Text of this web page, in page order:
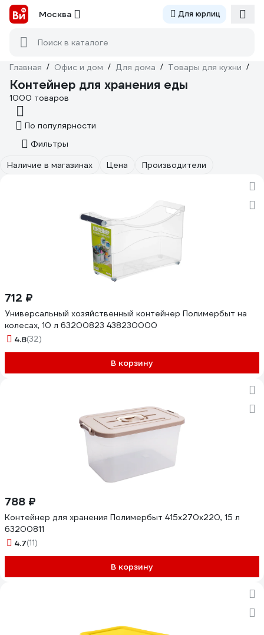
Москва Для юрлиц
Поиск в каталоге
Главная / Офис и дом / Для дома / Товары для кухни /
Контейнер для хранения еды
1000 товаров
По популярности
Фильтры
Наличие в магазинах
Цена Производители
712 ₽
Универсальный хозяйственный контейнер Полимербыт на
колесах, 10 л 63200823 438230000
4.8(32)
В корзину
788 ₽
Контейнер для хранения Полимербыт 415х270х220, 15 л
63200811
4.7(11)
В корзину